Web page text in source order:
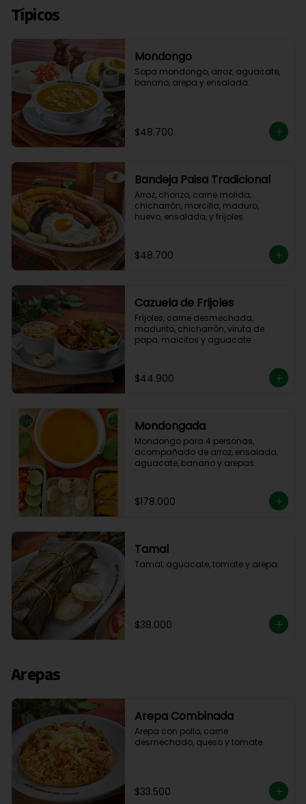
Típicos
Mondongo
Sopa mondongo, arroz, aguacate,
banano, arepa y ensalada.
$48.700
Bandeja Paisa Tradicional
Arroz, chorizo, carne molida,
chicharrón, morcilla, maduro,
huevo, ensalada, y fríjoles.
$48.700
Cazuela de Frijoles
Fríjoles, carne desmechada,
madurito, chicharrón, viruta de
papa, maicitos y aguacate
$44.900
Mondongada
Mondongo para 4 personas,
acompañado de arroz, ensalada,
aguacate, banano y arepas.
$178.000
Tamal
Tamal, aguacate, tomate y arepa.
$38.000
Arepas
Arepa Combinada
Arepa con pollo, carne
desmechado, queso y tomate.
$33.500